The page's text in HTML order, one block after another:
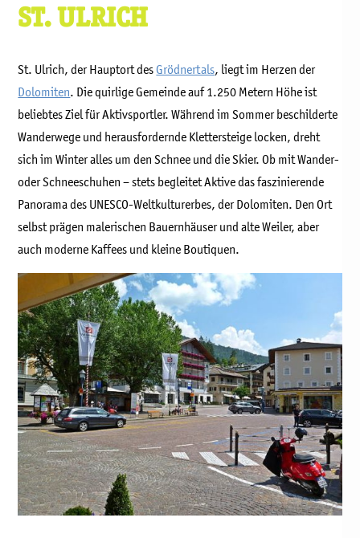
ST. ULRICH
St. Ulrich, der Hauptort desGrödnertals, liegt im Herzen der
Dolomiten. Die quirlige Gemeinde auf 1.250 Metern Höhe ist
beliebtes Ziel für Aktivsportler. Während im Sommer beschilderte
Wanderwege und herausfordernde Klettersteige locken, dreht
sich im Winter alles um den Schnee und die Skier. Ob mit Wander-
oder Schneeschuhen – stets begleitet Aktive das faszinierende
Panorama des UNESCO-Weltkulturerbes, der Dolomiten. Den Ort
selbst prägen malerischen Bauernhäuser und alte Weiler, aber
auch moderne Kaffees und kleine Boutiquen.